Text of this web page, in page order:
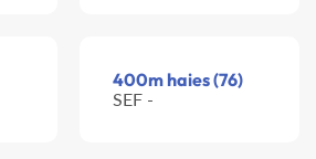
400m haies (76)
SEF -